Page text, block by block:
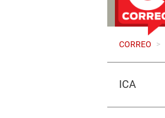
CORREO >
ICA